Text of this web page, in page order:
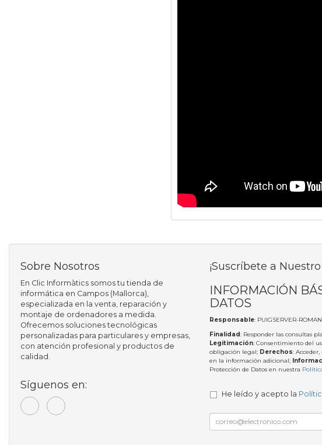
Sobre Nosotros
En Clic Informàtics somos tu tienda de
informática en Campos (Mallorca),
especializada en la venta, reparación y
montaje de ordenadores a medida.
Ofrecemos soluciones tecnológicas
personalizadas para particulares y empresas,
con atención profesional y productos de
calidad.
Síguenos en:
¡Suscríbete a
INFORMACIÓN
DATOS
Responsable: PUIGSERVER-ROMAN,
Finalidad: Responder las consultas
Legitimación: Consentimiento del
obligación legal; Derechos:
en la información adicional;
Protección de Datos en nuestra
He leído y acepto la